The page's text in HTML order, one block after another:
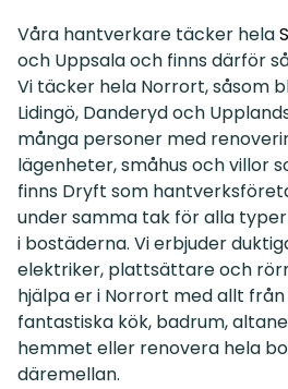
Våra hantverkare täcker hela
och Uppsala och finns därför
Vi täcker hela Norrort, såsom
Lidingö, Danderyd och
många personer med
lägenheter, småhus och villor
finns Dryft som
under samma tak för alla
i bostäderna. Vi erbjuder
elektriker, plattsättare och
hjälpa er i Norrort med allt
fantastiska kök, badrum,
hemmet eller renovera hela
däremellan.